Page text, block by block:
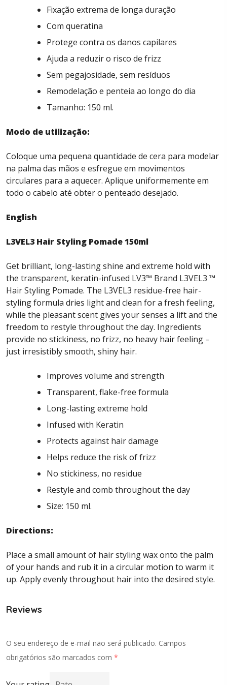
Fixação extrema de longa duração
Com queratina
Protege contra os danos capilares
Ajuda a reduzir o risco de frizz
Sem pegajosidade, sem resíduos
Remodelação e penteia ao longo do dia
Tamanho: 150 ml.
Modo de utilização:
Coloque uma pequena quantidade de cera para modelar
na palma das mãos e esfregue em movimentos
circulares para a aquecer. Aplique uniformemente em
todo o cabelo até obter o penteado desejado.
English
L3VEL3 Hair Styling Pomade 150ml
Get brilliant, long-lasting shine and extreme hold with
the transparent, keratin-infused LV3™ Brand L3VEL3 ™
Hair Styling Pomade. The L3VEL3 residue-free hair-
styling formula dries light and clean for a fresh feeling,
while the pleasant scent gives your senses a lift and the
freedom to restyle throughout the day. Ingredients
provide no stickiness, no frizz, no heavy hair feeling –
just irresistibly smooth, shiny hair.
Improves volume and strength
Transparent, flake-free formula
Long-lasting extreme hold
Infused with Keratin
Protects against hair damage
Helps reduce the risk of frizz
No stickiness, no residue
Restyle and comb throughout the day
Size: 150 ml.
Directions:
Place a small amount of hair styling wax onto the palm
of your hands and rub it in a circular motion to warm it
up. Apply evenly throughout hair into the desired style.
Reviews
O seu endereço de e-mail não será publicado. Campos
obrigatórios são marcados com *